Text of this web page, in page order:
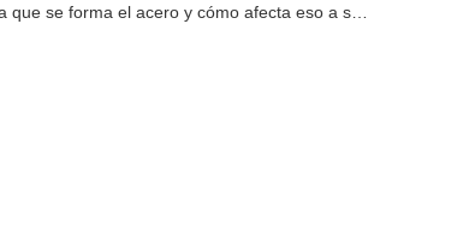
que se forma el acero y cómo afecta eso a sus
normalmente superiores a 90ºC.